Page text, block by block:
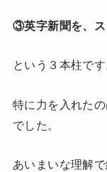
③英字新聞を、ス
という３本柱です
特に力を入れた
でした。
あいまいな理解で